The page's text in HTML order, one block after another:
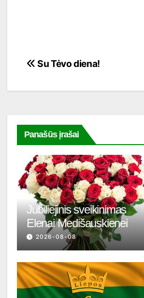
Navigacija
Su Tėvo diena!
Panašūs įrašai
Jubiliejinis sveikinimas
Elenai Medišauskienei
2026-08-08